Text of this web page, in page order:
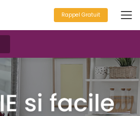
Rappel Gratuit